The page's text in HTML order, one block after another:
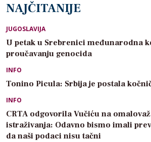
NAJČITANIJE
JUGOSLAVIJA
U petak u Srebrenici međunarodna
proučavanju genocida
INFO
Tonino Picula: Srbija je postala
INFO
CRTA odgovorila Vučiću na
istraživanja: Odavno bismo imali
da naši podaci nisu tačni